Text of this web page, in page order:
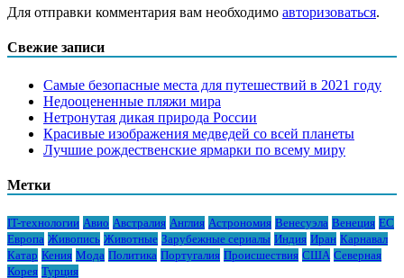
Для отправки комментария вам необходимо авторизоваться.
Свежие записи
Самые безопасные места для путешествий в 2021 году
Недооцененные пляжи мира
Нетронутая дикая природа России
Красивые изображения медведей со всей планеты
Лучшие рождественские ярмарки по всему миру
Метки
IT-технологии Авио Австралия Англия Астрономия Венесуэла Венеция ЕС
Европа Живопись Животные Зарубежные сериалы Индия Иран Карнавал
Катар Кения Мода Политика Португалия Происшествия США Северная
Корея Турция